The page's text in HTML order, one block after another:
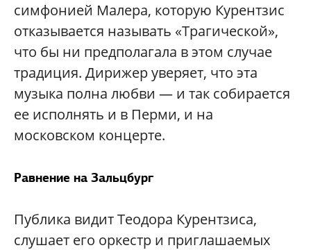
симфонией Малера, которую Курентзис
отказывается называть «Трагической»,
что бы ни предполагала в этом случае
традиция. Дирижер уверяет, что эта
музыка полна любви — и так собирается
ее исполнять и в Перми, и на
московском концерте.
Равнение на Зальцбург
Публика видит Теодора Курентзиса,
слушает его оркестр и приглашаемых